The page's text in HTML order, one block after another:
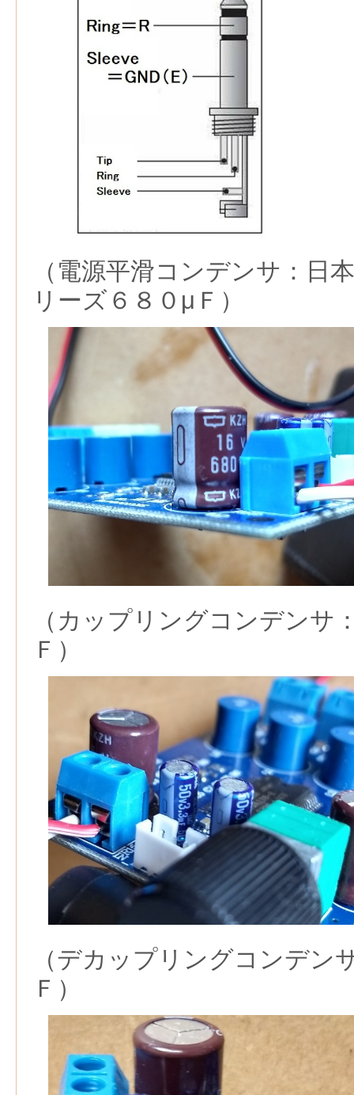
（電源平滑コンデンサ：日
リーズ６８０μＦ）
（カップリングコンデンサ
Ｆ）
（デカップリングコンデン
Ｆ）